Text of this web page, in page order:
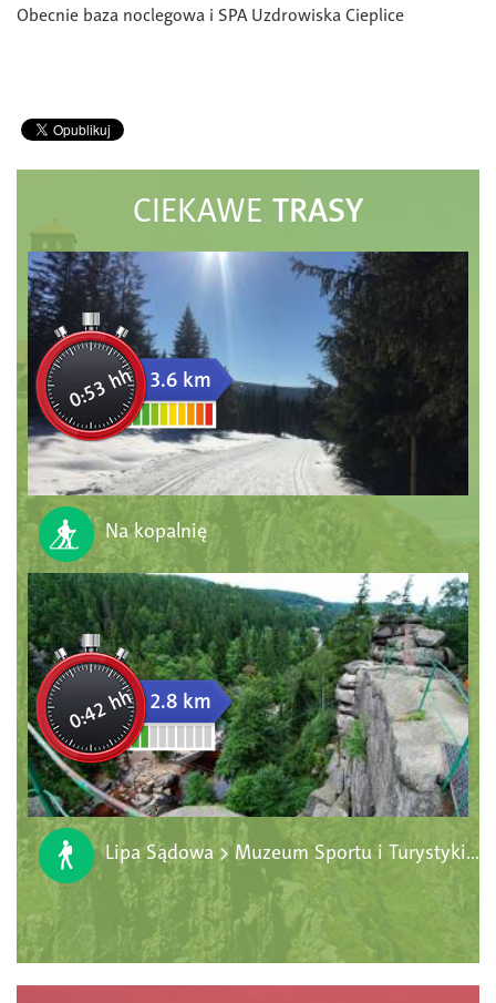
Obecnie baza noclegowa i SPA Uzdrowiska Cieplice
CIEKAWE TRASY
0:53 hh 3.6 km
Na kopalnię
0:42 hh 2.8 km
Lipa Sądowa > Muzeum Sportu i Turystyki > Wychodnia Hornfelsów > Centrum Informacyjne KPN > Park Bajek